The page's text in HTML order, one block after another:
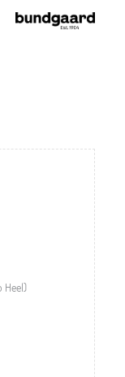
Heel)